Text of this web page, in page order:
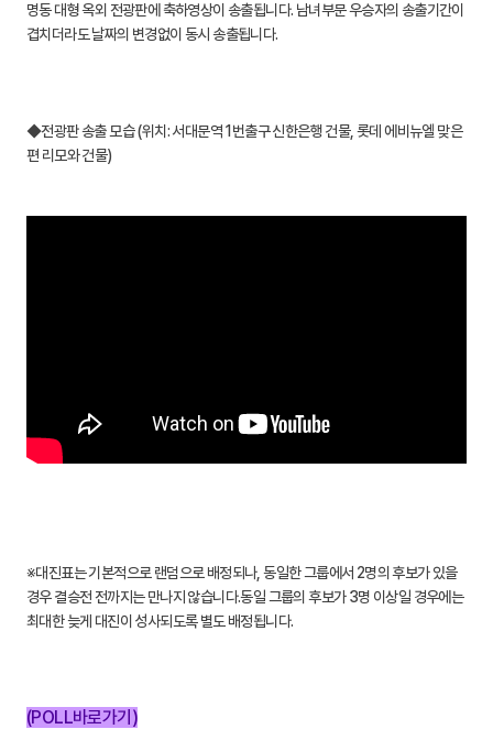
명동 대형 옥외 전광판에 축하영상이 송출됩니다. 남녀부문 우승자의 송출기간이
겹치더라도 날짜의 변경없이 동시 송출됩니다.
◆전광판 송출 모습 (위치: 서대문역 1번출구 신한은행 건물, 롯데 에비뉴엘 맞은
편 리모와 건물)
※대진표는 기본적으로 랜덤으로 배정되나, 동일한 그룹에서 2명의 후보가 있을
경우 결승전 전까지는 만나지 않습니다.동일 그룹의 후보가 3명 이상일 경우에는
최대한 늦게 대진이 성사되도록 별도 배정됩니다.
(POLL바로가기)